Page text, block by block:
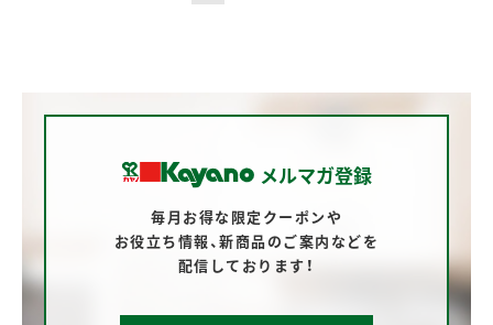
メルマガ登録
毎月お得な限定クーポンや
お役立ち情報、新商品のご案内などを
配信しております！